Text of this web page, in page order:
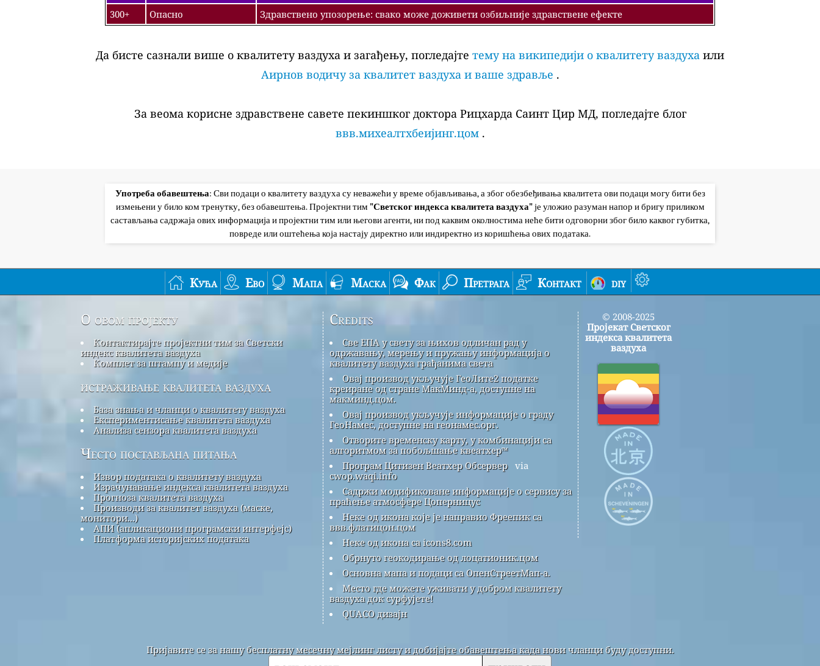
300+
Опасно Здравствено упозорење: свако може доживети озбиљније здравствене ефекте
Да бисте сазнали више о квалитету ваздуха и загађењу, погледајте тему на википедији о квалитету ваздуха или
Аирнов водичу за квалитет ваздуха и ваше здравље .
За веома корисне здравствене савете пекиншког доктора Рицхарда Саинт Цир МД, погледајте блог
ввв.михеалтхбеијинг.цом.
Употреба обавештења: Сви подаци о квалитету ваздуха су неважећи у време објављивања, а због обезбеђивања квалитета ови подаци могу бити без
измењени у било ком тренутку, без обавештења. Пројектни тим "Светског индекса квалитета ваздуха"је уложио разуман напор и бригу приликом
састављања садржаја ових информација и пројектни тим или његови агенти, ни под каквим околностима неће бити одговорни због било каквог губитка,
повреде или оштећења која настају директно или индиректно из коришћења ових података.
Кућа Ево Мапа Маска Фак Претрага Контакт diy
О овом пројекту
Контактирајте пројектни тим за Светски
индекс квалитета ваздуха
Комплет за штампу и медије
истраживање квалитета ваздуха
База знања и чланци о квалитету ваздуха
Експериментисање квалитета ваздуха
Анализа сензора квалитета ваздуха
Често постављана питања
Извор података о квалитету ваздуха
Израчунавање индекса квалитета ваздуха
Прогноза квалитета ваздуха
Производи за квалитет ваздуха (маске,
монитори...)
АПИ (апликациони програмски интерфејс)
Платформа историјских података
Credits
Све ЕПА у свету за њихов одличан рад у
одржавању, мерењу и пружању информација о
квалитету ваздуха грађанима света
Овај производ укључује ГеоЛите2 податке
креиране од стране МакМинд-а, доступне на
макминд.цом.
Овај производ укључује информације о граду
ГеоНамес, доступне на геонамес.орг.
Отворите временску карту, у комбинацији са
алгоритмом за побољшање квеатхер™
Програм Цитизен Веатхер Обсервер via
cwop.waqi.info
Садржи модификоване информације о сервису за
праћење атмосфере Цоперницус
Неке од икона које је направио Фреепик са
ввв.флатицон.цом
Неке од икона са icons8.com
Обрнуто геокодирање од лоцатионик.цом
Основна мапа и подаци са ОпенСтреетМап-а.
Место где можете уживати у добром квалитету
ваздуха док сурфујете!
QUACO дизајн
© 2008-2025
Пројекат Светског
индекса квалитета
ваздуха
Пријавите се за нашу бесплатну месечну мејлинг листу и добијајте обавештења када нови чланци буду доступни.